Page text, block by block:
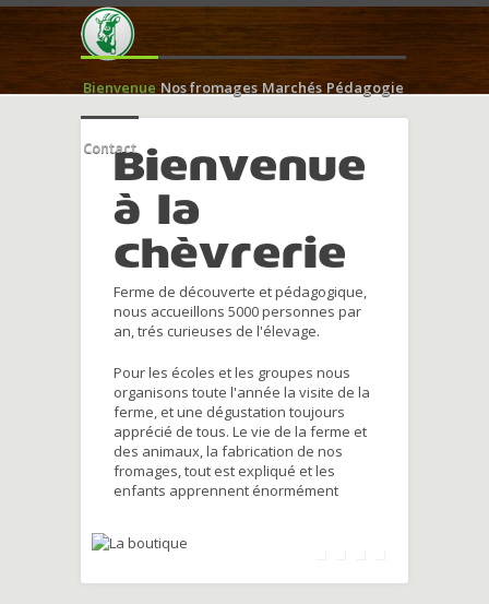
Bienvenue Nos fromages Marchés Pédagogie
ContactBienvenue
à la
chèvrerie
Ferme de découverte et pédagogique,
nous accueillons 5000 personnes par
an, trés curieuses de l'élevage.
Pour les écoles et les groupes nous
organisons toute l'année la visite de la
ferme, et une dégustation toujours
apprécié de tous. Le vie de la ferme et
des animaux, la fabrication de nos
fromages, tout est expliqué et les
enfants apprennent énormément